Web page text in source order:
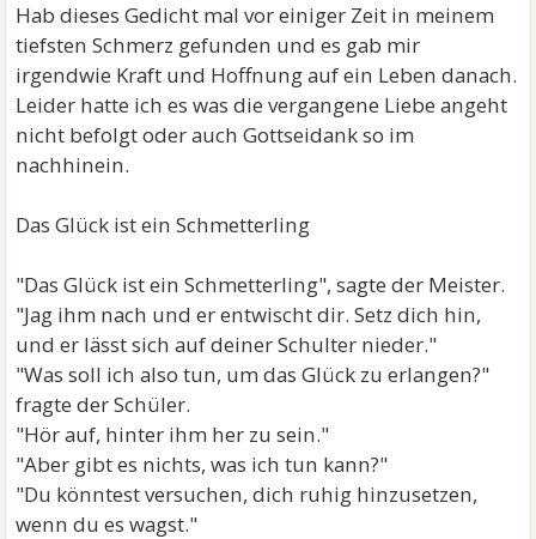
Hab dieses Gedicht mal vor einiger Zeit in meinem
tiefsten Schmerz gefunden und es gab mir
irgendwie Kraft und Hoffnung auf ein Leben danach.
Leider hatte ich es was die vergangene Liebe angeht
nicht befolgt oder auch Gottseidank so im
nachhinein.
Das Glück ist ein Schmetterling
"Das Glück ist ein Schmetterling", sagte der Meister.
"Jag ihm nach und er entwischt dir. Setz dich hin,
und er lässt sich auf deiner Schulter nieder."
"Was soll ich also tun, um das Glück zu erlangen?"
fragte der Schüler.
"Hör auf, hinter ihm her zu sein."
"Aber gibt es nichts, was ich tun kann?"
"Du könntest versuchen, dich ruhig hinzusetzen,
wenn du es wagst."